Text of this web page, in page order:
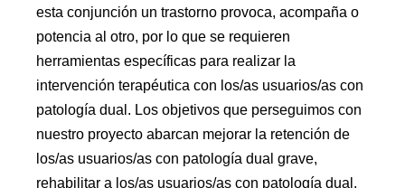
esta conjunción un trastorno provoca, acompaña o
potencia al otro, por lo que se requieren
herramientas específicas para realizar la
intervención terapéutica con los/as usuarios/as con
patología dual. Los objetivos que perseguimos con
nuestro proyecto abarcan mejorar la retención de
los/as usuarios/as con patología dual grave,
rehabilitar a los/as usuarios/as con patología dual,